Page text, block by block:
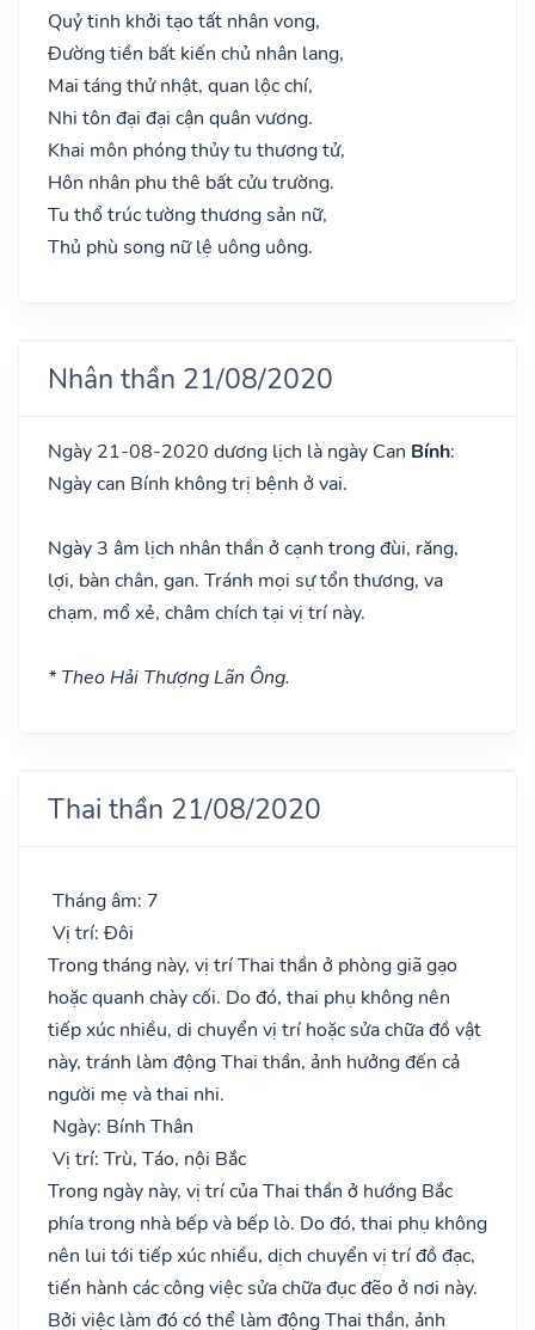
Quỷ tinh khởi tạo tất nhân vong,
Đường tiền bất kiến chủ nhân lang,
Mai táng thử nhật, quan lộc chí,
Nhi tôn đại đại cận quân vương.
Khai môn phóng thủy tu thương tử,
Hôn nhân phu thê bất cửu trường.
Tu thổ trúc tường thương sản nữ,
Thủ phù song nữ lệ uông uông.
Nhân thần 21/08/2020
Ngày 21-08-2020 dương lịch là ngày Can Bính:
Ngày can Bính không trị bệnh ở vai.
Ngày 3 âm lịch nhân thần ở cạnh trong đùi, răng,
lợi, bàn chân, gan. Tránh mọi sự tổn thương, va
chạm, mổ xẻ, châm chích tại vị trí này.
* Theo Hải Thượng Lãn Ông.
Thai thần 21/08/2020
Tháng âm: 7
Vị trí: Đôi
Trong tháng này, vị trí Thai thần ở phòng giã gạo
hoặc quanh chày cối. Do đó, thai phụ không nên
tiếp xúc nhiều, di chuyển vị trí hoặc sửa chữa đồ vật
này, tránh làm động Thai thần, ảnh hưởng đến cả
người mẹ và thai nhi.
Ngày: Bính Thân
Vị trí: Trù, Táo, nội Bắc
Trong ngày này, vị trí của Thai thần ở hướng Bắc
phía trong nhà bếp và bếp lò. Do đó, thai phụ không
nên lui tới tiếp xúc nhiều, dịch chuyển vị trí đồ đạc,
tiến hành các công việc sửa chữa đục đẽo ở nơi này.
Bởi việc làm đó có thể làm động Thai thần, ảnh